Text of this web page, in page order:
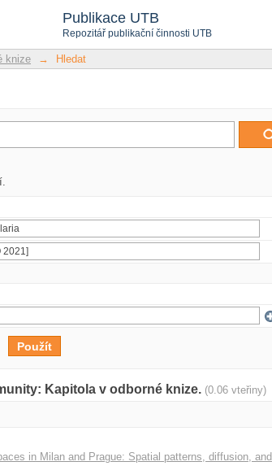
Publikace UTB
Repozitář publikační činnosti UTB
knize → Hledat
Kapitola v odborné knize. (0.06 vteřiny)
in Milan and Prague: Spatial patterns, diffusion, and